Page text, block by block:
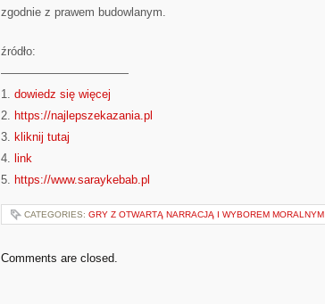
zgodnie z prawem budowlanym.
źródło:
———————————
1. dowiedz się więcej
2. https://najlepszekazania.pl
3. kliknij tutaj
4. link
5. https://www.saraykebab.pl
CATEGORIES: GRY Z OTWARTĄ NARRACJĄ I WYBOREM MORALNYM
Comments are closed.